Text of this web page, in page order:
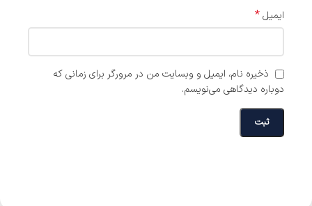
ایمیل*
ذخیره نام، ایمیل و وبسایت من در مرورگر برای زمانی که
دوباره دیدگاهی می‌نویسم.